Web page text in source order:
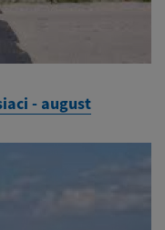
- august